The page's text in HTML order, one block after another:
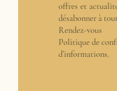
offres et
désabonner à
Rendez-
Politique de
d’informations.